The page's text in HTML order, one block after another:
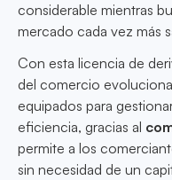
considerable mientras
mercado cada vez más
Con esta licencia de
del comercio
equipados para
eficiencia, gracias al
permite a los
sin necesidad de un